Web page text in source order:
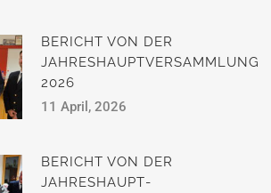
BERICHT VON DER
JAHRESHAUPTVERSAMMLUNG
2026
11 April, 2026
BERICHT VON DER
JAHRESHAUPT­